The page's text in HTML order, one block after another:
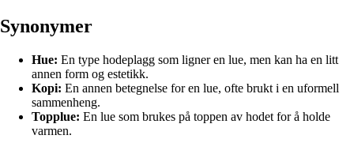
Synonymer
Hue: En type hodeplagg som ligner en lue, men kan ha en litt
annen form og estetikk.
Kopi: En annen betegnelse for en lue, ofte brukt i en uformell
sammenheng.
Topplue: En lue som brukes på toppen av hodet for å holde
varmen.